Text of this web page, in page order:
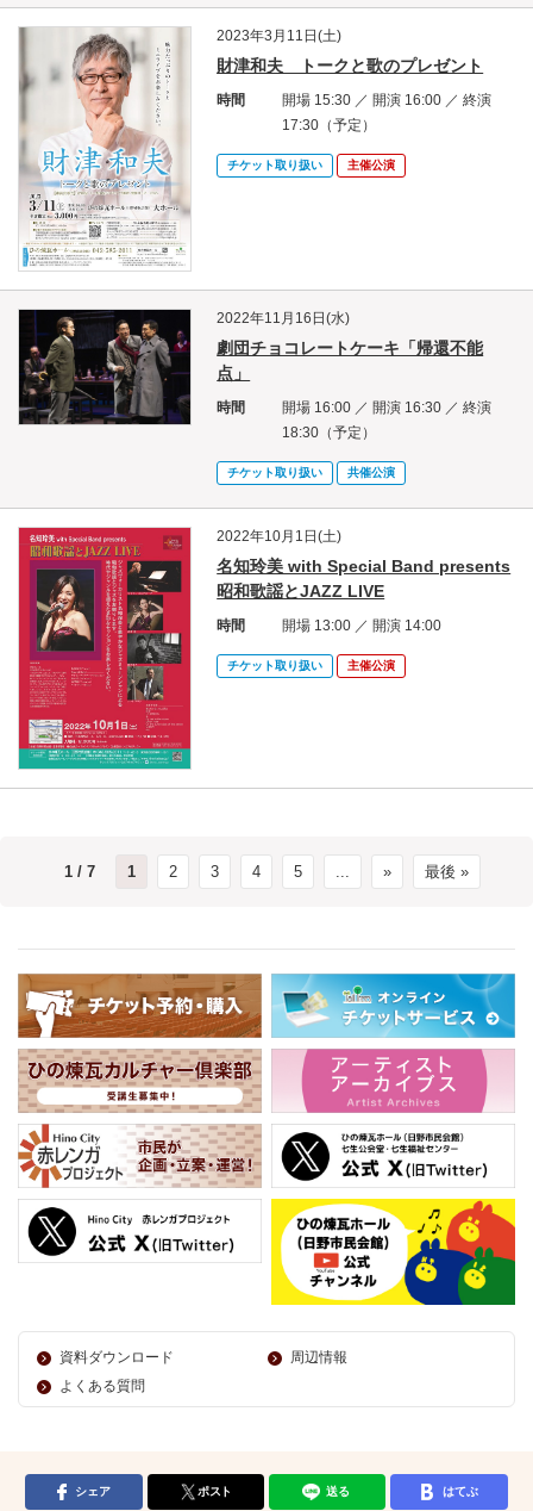
2023年3月11日(土)
財津和夫 トークと歌のプレゼント
時間
開場 15:30 ／ 開演 16:00 ／ 終演
17:30（予定）
チケット取り扱い 主催公演
2022年11月16日(水)
劇団チョコレートケーキ「帰還不能
点」
時間
開場 16:00 ／ 開演 16:30 ／ 終演
18:30（予定）
チケット取り扱い 共催公演
2022年10月1日(土)
名知玲美 with Special Band presents
昭和歌謡とJAZZ LIVE
時間 開場 13:00 ／ 開演 14:00
チケット取り扱い 主催公演
1 / 7 1 2 3 4 5 ... » 最後 »
資料ダウンロード
周辺情報
よくある質問
シェア ポスト 送る はてぶ